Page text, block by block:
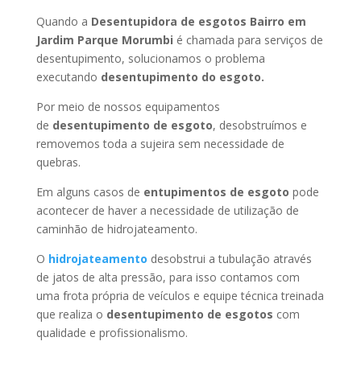
Quando a Desentupidora de esgotos Bairro em
Jardim Parque Morumbi é chamada para serviços de
desentupimento, solucionamos o problema
executando desentupimento do esgoto.
Por meio de nossos equipamentos
de desentupimento de esgoto, desobstruímos e
removemos toda a sujeira sem necessidade de
quebras.
Em alguns casos de entupimentos de esgoto pode
acontecer de haver a necessidade de utilização de
caminhão de hidrojateamento.
O hidrojateamento desobstrui a tubulação através
de jatos de alta pressão, para isso contamos com
uma frota própria de veículos e equipe técnica treinada
que realiza o desentupimento de esgotos com
qualidade e profissionalismo.